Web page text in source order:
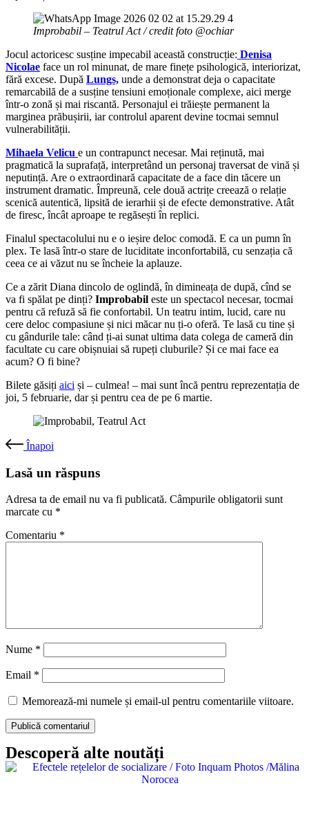
Improbabil – Teatrul Act / credit foto @ochiar
Jocul actoricesc susține impecabil această construcție: Denisa
Nicolae face un rol minunat, de mare finețe psihologică, interiorizat,
fără excese. După Lungs, unde a demonstrat deja o capacitate
remarcabilă de a susține tensiuni emoționale complexe, aici merge
într-o zonă și mai riscantă. Personajul ei trăiește permanent la
marginea prăbușirii, iar controlul aparent devine tocmai semnul
vulnerabilității.
Mihaela Velicu e un contrapunct necesar. Mai reținută, mai
pragmatică la suprafață, interpretând un personaj traversat de vină și
neputință. Are o extraordinară capacitate de a face din tăcere un
instrument dramatic. Împreună, cele două actrițe creează o relație
scenică autentică, lipsită de ierarhii și de efecte demonstrative. Atât
de firesc, încât aproape te regăsești în replici.
Finalul spectacolului nu e o ieșire deloc comodă. E ca un pumn în
plex. Te lasă într-o stare de luciditate inconfortabilă, cu senzația că
ceea ce ai văzut nu se încheie la aplauze.
Ce a zărit Diana dincolo de oglindă, în dimineața de după, cînd se
va fi spălat pe dinți? Improbabil este un spectacol necesar, tocmai
pentru că refuză să fie confortabil. Un teatru intim, lucid, care nu
cere deloc compasiune și nici măcar nu ți-o oferă. Te lasă cu tine și
cu gândurile tale: când ți-ai sunat ultima data colega de cameră din
facultate cu care obișnuiai să rupeți cluburile? Și ce mai face ea
acum? O fi bine?
Bilete găsiți aici și – culmea! – mai sunt încă pentru reprezentația de
joi, 5 februarie, dar și pentru cea de pe 6 martie.
Înapoi
Lasă un răspuns
Adresa ta de email nu va fi publicată. Câmpurile obligatorii sunt
marcate cu *
Comentariu *
Nume *
Email *
Memorează-mi numele și email-ul pentru comentariile viitoare.
Descoperă alte noutăți